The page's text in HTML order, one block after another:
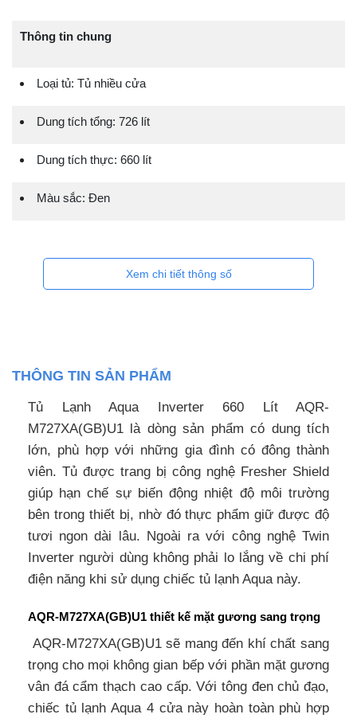
Thông tin chung
Loại tủ: Tủ nhiều cửa
Dung tích tổng: 726 lít
Dung tích thực: 660 lít
Màu sắc: Đen
Xem chi tiết thông số
THÔNG TIN SẢN PHẨM
Tủ Lạnh Aqua Inverter 660 Lít AQR-
M727XA(GB)U1 là dòng sản phẩm có dung tích
lớn, phù hợp với những gia đình có đông thành
viên. Tủ được trang bị công nghệ Fresher Shield
giúp hạn chế sự biến động nhiệt độ môi trường
bên trong thiết bị, nhờ đó thực phẩm giữ được độ
tươi ngon dài lâu. Ngoài ra với công nghệ Twin
Inverter người dùng không phải lo lắng về chi phí
điện năng khi sử dụng chiếc tủ lạnh Aqua này.
AQR-M727XA(GB)U1 thiết kế mặt gương sang trọng
AQR-M727XA(GB)U1 sẽ mang đến khí chất sang
trọng cho mọi không gian bếp với phần mặt gương
vân đá cẩm thạch cao cấp. Với tông đen chủ đạo,
chiếc tủ lạnh Aqua 4 cửa này hoàn toàn phù hợp